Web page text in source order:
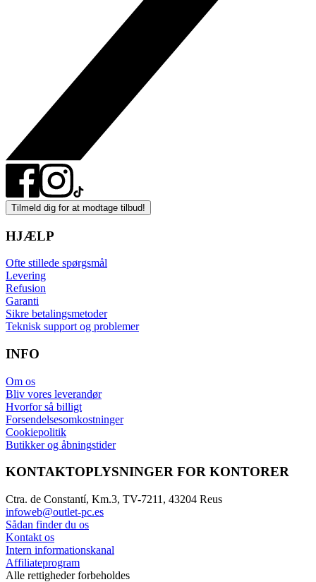
Tilmeld dig for at modtage tilbud!
HJÆLP
Ofte stillede spørgsmål
Levering
Refusion
Garanti
Sikre betalingsmetoder
Teknisk support og problemer
INFO
Om os
Bliv vores leverandør
Hvorfor så billigt
Forsendelsesomkostninger
Cookiepolitik
Butikker og åbningstider
KONTAKTOPLYSNINGER FOR KONTORER
Ctra. de Constantí, Km.3, TV-7211, 43204 Reus
infoweb@outlet-pc.es
Sådan finder du os
Kontakt os
Intern informationskanal
Affiliateprogram
Alle rettigheder forbeholdes